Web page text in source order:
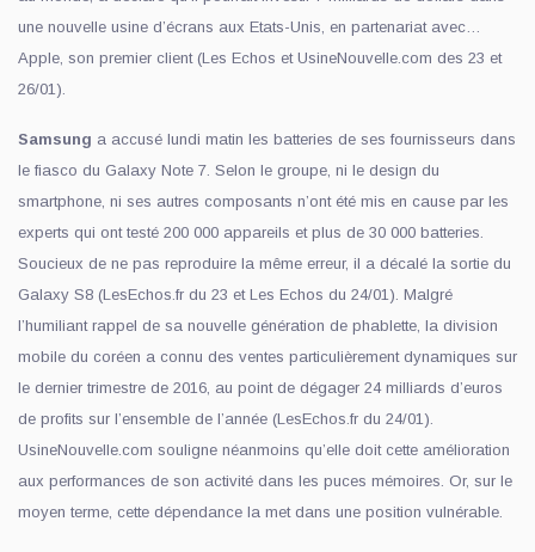
une nouvelle usine d’écrans aux Etats-Unis, en partenariat avec…
Apple, son premier client (Les Echos et UsineNouvelle.com des 23 et
26/01).
Samsung a accusé lundi matin les batteries de ses fournisseurs dans
le fiasco du Galaxy Note 7. Selon le groupe, ni le design du
smartphone, ni ses autres composants n’ont été mis en cause par les
experts qui ont testé 200 000 appareils et plus de 30 000 batteries.
Soucieux de ne pas reproduire la même erreur, il a décalé la sortie du
Galaxy S8 (LesEchos.fr du 23 et Les Echos du 24/01). Malgré
l’humiliant rappel de sa nouvelle génération de phablette, la division
mobile du coréen a connu des ventes particulièrement dynamiques sur
le dernier trimestre de 2016, au point de dégager 24 milliards d’euros
de profits sur l’ensemble de l’année (LesEchos.fr du 24/01).
UsineNouvelle.com souligne néanmoins qu’elle doit cette amélioration
aux performances de son activité dans les puces mémoires. Or, sur le
moyen terme, cette dépendance la met dans une position vulnérable.